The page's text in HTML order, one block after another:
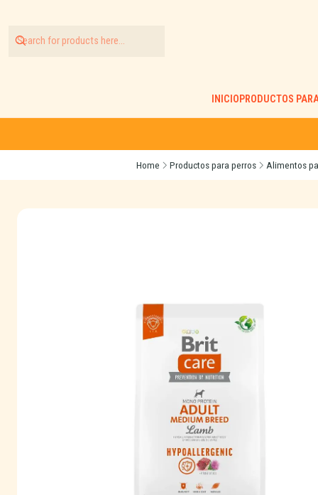
INICIOPRODUCTOS
Home Productos para perros Alimentos